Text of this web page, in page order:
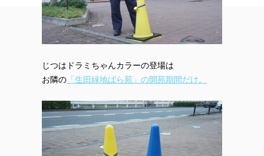
じつはドラミちゃんカラーの登場は
お隣の 「生田緑地ばら苑」の開苑期間だけ。